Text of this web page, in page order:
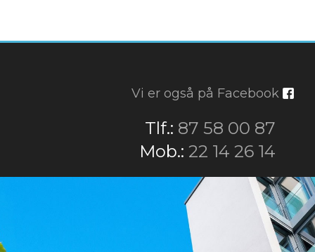
Vi er også på Facebook
​Tlf.: 87 58 00 87
​Mob.:22 14 26 14